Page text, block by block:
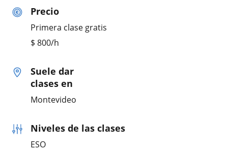
Precio
Primera clase gratis
$ 800/h
Suele dar
clases en
Montevideo
Niveles de las clases
ESO